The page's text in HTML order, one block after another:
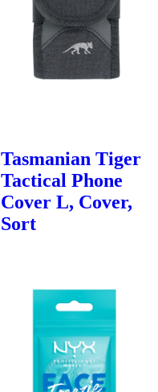
Tasmanian Tiger
Tactical Phone
Cover L, Cover,
Sort